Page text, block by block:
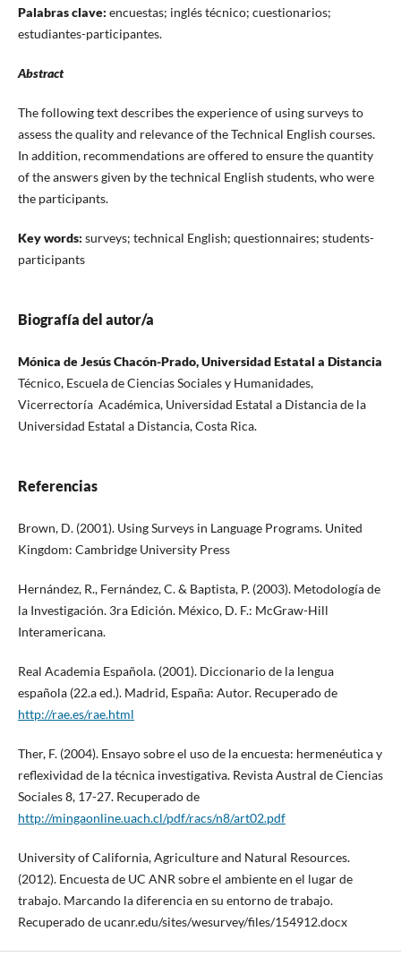
Palabras clave: encuestas; inglés técnico; cuestionarios;
estudiantes-participantes.
Abstract
The following text describes the experience of using surveys to
assess the quality and relevance of the Technical English courses.
In addition, recommendations are offered to ensure the quantity
of the answers given by the technical English students, who were
the participants.
Key words: surveys; technical English; questionnaires; students-
participants
Biografía del autor/a
Mónica de Jesús Chacón-Prado, Universidad Estatal a Distancia
Técnico, Escuela de Ciencias Sociales y Humanidades,
Vicerrectoría Académica, Universidad Estatal a Distancia de la
Universidad Estatal a Distancia, Costa Rica.
Referencias
Brown, D. (2001). Using Surveys in Language Programs. United
Kingdom: Cambridge University Press
Hernández, R., Fernández, C. & Baptista, P. (2003). Metodología de
la Investigación. 3ra Edición. México, D. F.: McGraw-Hill
Interamericana.
Real Academia Española. (2001). Diccionario de la lengua
española (22.a ed.). Madrid, España: Autor. Recuperado de
http://rae.es/rae.html
Ther, F. (2004). Ensayo sobre el uso de la encuesta: hermenéutica y
reflexividad de la técnica investigativa. Revista Austral de Ciencias
Sociales 8, 17-27. Recuperado de
http://mingaonline.uach.cl/pdf/racs/n8/art02.pdf
University of California, Agriculture and Natural Resources.
(2012). Encuesta de UC ANR sobre el ambiente en el lugar de
trabajo. Marcando la diferencia en su entorno de trabajo.
Recuperado de ucanr.edu/sites/wesurvey/files/154912.docx